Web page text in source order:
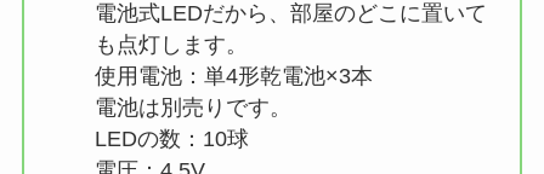
電池式LEDだから、部屋のどこに置いて
も点灯します。
使用電池：単4形乾電池×3本
電池は別売りです。
LEDの数：10球